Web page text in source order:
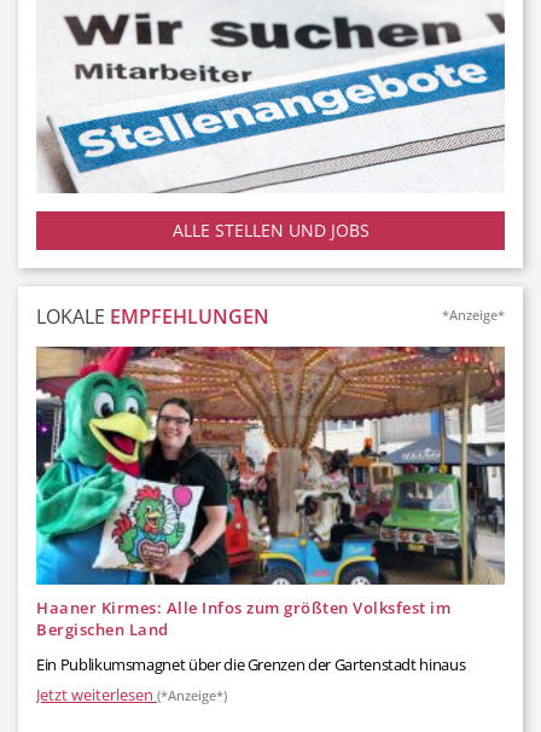
Videos Dein Monheim
ALLE STELLEN UND JOBS
LOKALE EMPFEHLUNGEN *Anzeige*
Haaner Kirmes: Alle Infos zum größten Volksfest im
Bergischen Land
Ein Publikumsmagnet über die Grenzen der Gartenstadt hinaus
Jetzt weiterlesen (*Anzeige*)